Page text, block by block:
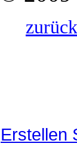
Erstellen